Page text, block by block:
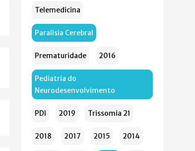
Telemedicina
Paralisia Cerebral
Prematuridade 2016
Pediatria do
Neurodesenvolvimento
PDI 2019 Trissomia 21
2018 2017 2015 2014